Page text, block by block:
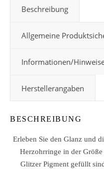
Beschreibung
Allgemeine
Informationen/
Herstellerangaben
BESCHREIBUNG
Erleben Sie den Glanz und
Herzohrringe in der
Glitzer Pigment gefüllt